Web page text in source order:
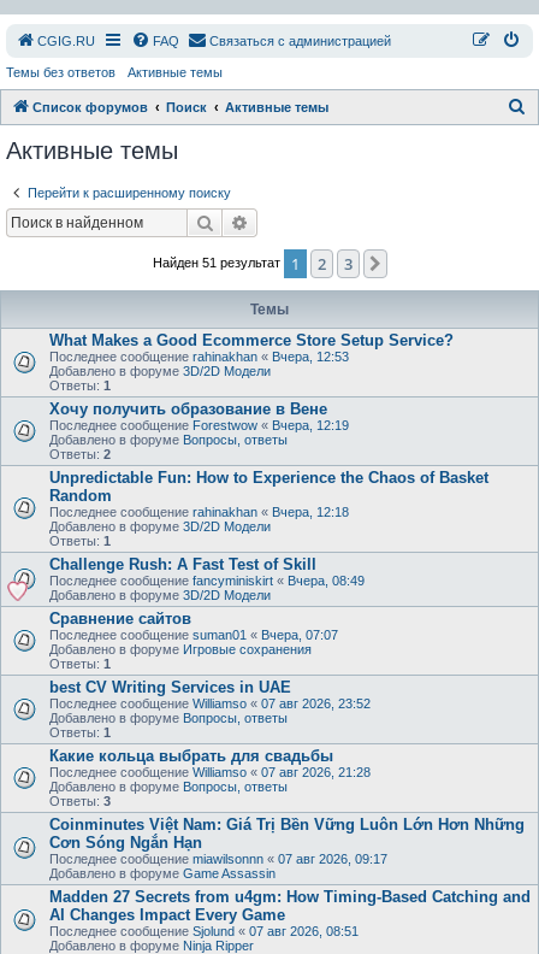
СGIG.RU FAQ Связаться с администрацией
Темы без ответов Активные темы
Список форумов Поиск Активные темы
Активные темы
Перейти к расширенному поиску
Поиск
Найден 51 результат 1 2 3
Темы
What Makes a Good Ecommerce Store Setup Service?
Последнее сообщение rahinakhan « Вчера, 12:53
Добавлено в форуме 3D/2D Модели
Ответы: 1
Хочу получить образование в Вене
Последнее сообщение Forestwow « Вчера, 12:19
Добавлено в форуме Вопросы, ответы
Ответы: 2
Unpredictable Fun: How to Experience the Chaos of Basket
Random
Последнее сообщение rahinakhan « Вчера, 12:18
Добавлено в форуме 3D/2D Модели
Ответы: 1
Challenge Rush: A Fast Test of Skill
Последнее сообщение fancyminiskirt « Вчера, 08:49
Добавлено в форуме 3D/2D Модели
Сравнение сайтов
Последнее сообщение suman01 « Вчера, 07:07
Добавлено в форуме Игровые сохранения
Ответы: 1
best CV Writing Services in UAE
Последнее сообщение Williamso « 07 авг 2026, 23:52
Добавлено в форуме Вопросы, ответы
Ответы: 1
Какие кольца выбрать для свадьбы
Последнее сообщение Williamso « 07 авг 2026, 21:28
Добавлено в форуме Вопросы, ответы
Ответы: 3
Coinminutes Việt Nam: Giá Trị Bền Vững Luôn Lớn Hơn Những
Cơn Sóng Ngắn Hạn
Последнее сообщение miawilsonnn « 07 авг 2026, 09:17
Добавлено в форуме Game Assassin
Madden 27 Secrets from u4gm: How Timing-Based Catching and
AI Changes Impact Every Game
Последнее сообщение Sjolund « 07 авг 2026, 08:51
Добавлено в форуме Ninja Ripper